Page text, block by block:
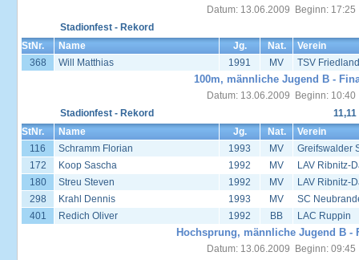
Datum: 13.06.2009 Beginn: 17:25
Stadionfest - Rekord
StNr.
Name Jg. Nat.
Verein
368
Will Matthias 1991 MV TSV
100m, männliche Jugend B -
Datum: 13.06.2009 Beginn: 10:40
Stadionfest - Rekord
11,11
StNr.
Name Jg. Nat.
Verein
116
Schramm Florian 1993 MV
Greifswalder
172
Koop Sascha 1992 MV
LAV Ribnitz-
180
Streu Steven 1992 MV
LAV Ribnitz-
298
Krahl Dennis 1993 MV
SC
401
Redich Oliver 1992 BB LAC Ruppin
Hochsprung, männliche Jugend B -
Datum: 13.06.2009 Beginn: 09:45